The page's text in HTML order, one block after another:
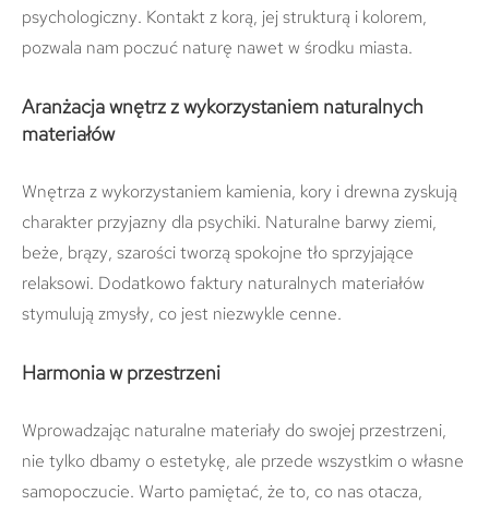
psychologiczny. Kontakt z korą, jej strukturą i kolorem,
pozwala nam poczuć naturę nawet w środku miasta.
Aranżacja wnętrz z wykorzystaniem naturalnych
materiałów
Wnętrza z wykorzystaniem kamienia, kory i drewna zyskują
charakter przyjazny dla psychiki. Naturalne barwy ziemi,
beże, brązy, szarości tworzą spokojne tło sprzyjające
relaksowi. Dodatkowo faktury naturalnych materiałów
stymulują zmysły, co jest niezwykle cenne.
Harmonia w przestrzeni
Wprowadzając naturalne materiały do swojej przestrzeni,
nie tylko dbamy o estetykę, ale przede wszystkim o własne
samopoczucie. Warto pamiętać, że to, co nas otacza,